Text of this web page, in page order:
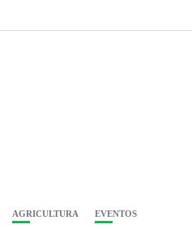
AGRICULTURA EVENTOS